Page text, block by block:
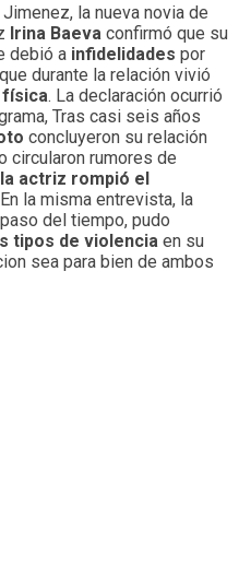
la nueva novia de
Irina Baeva confirmó que su
debió a infidelidades por
durante la relación vivió
física. La declaración ocurrió
Tras casi seis años
concluyeron su relación
circularon rumores de
la actriz rompió el
la misma entrevista, la
del tiempo, pudo
tipos de violencia en su
sea para bien de ambos